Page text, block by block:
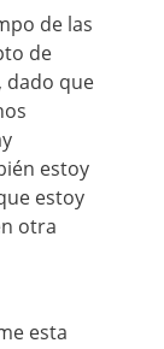
de las
de
dado que
estoy
estoy
otra
esta